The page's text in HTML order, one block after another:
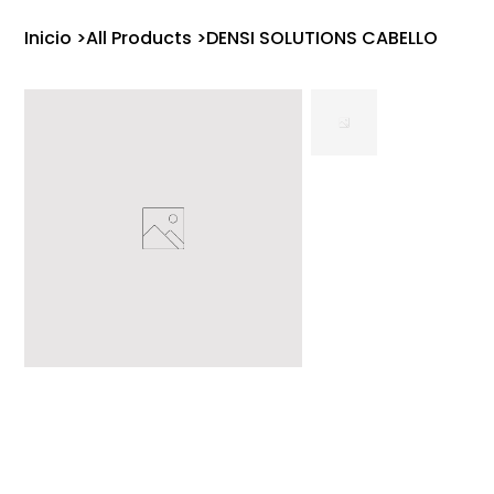
Inicio >All Products >DENSI SOLUTIONS CABELLO